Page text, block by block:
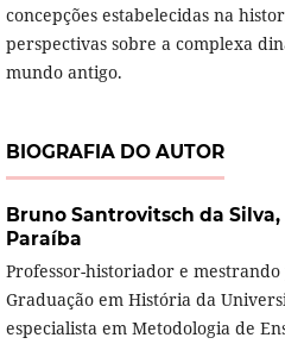
concepções estabelecidas na
perspectivas sobre a complexa
mundo antigo.
BIOGRAFIA DO AUTOR
Bruno Santrovitsch da Silva,
Paraíba
Professor-historiador e mestrando
Graduação em História da
especialista em Metodologia de